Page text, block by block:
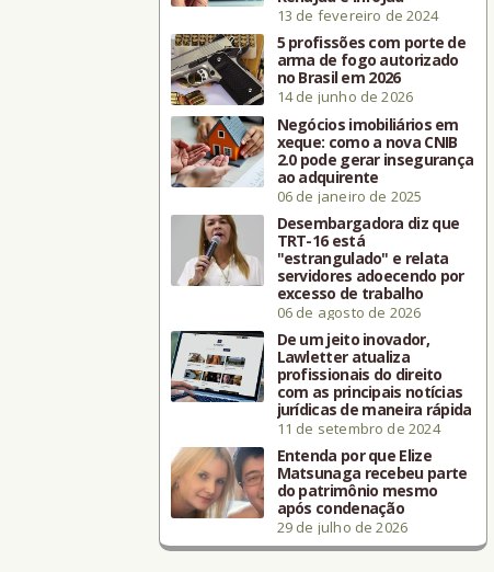
13 de fevereiro de 2024
5 profissões com porte de
arma de fogo autorizado
no Brasil em 2026
14 de junho de 2026
Negócios imobiliários em
xeque: como a nova CNIB
2.0 pode gerar insegurança
ao adquirente
06 de janeiro de 2025
Desembargadora diz que
TRT-16 está
"estrangulado" e relata
servidores adoecendo por
excesso de trabalho
06 de agosto de 2026
De um jeito inovador,
Lawletter atualiza
profissionais do direito
com as principais notícias
jurídicas de maneira rápida
11 de setembro de 2024
Entenda por que Elize
Matsunaga recebeu parte
do patrimônio mesmo
após condenação
29 de julho de 2026